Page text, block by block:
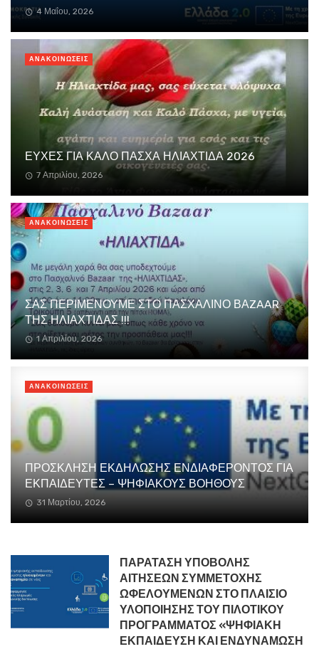
4 Μαΐου, 2026
ΕΥΧΕΣ ΓΙΑ ΚΑΛΟ ΠΑΣΧΑ ΗΛΙΑΧΤΙΔΑ 2026
7 Απριλίου, 2026
ΑΝΑΚΟΙΝΏΣΕΙΣ
ΣΑΣ ΠΕΡΙΜΕΝΟΥΜΕ ΣΤΟ ΠΑΣΧΑΛΙΝΟ ΒΑZAAR
ΤΗΣ ΗΛΙΑΧΤΙΔΑΣ !!!
1 Απριλίου, 2026
ΑΝΑΚΟΙΝΏΣΕΙΣ
ΠΡΟΣΚΛΗΣΗ ΕΚΔΗΛΩΣΗΣ ΕΝΔΙΑΦΕΡΟΝΤΟΣ ΓΙΑ
ΕΚΠΑΙΔΕΥΤΕΣ – ΨΗΦΙΑΚΟΥΣ ΒΟΗΘΟΥΣ
31 Μαρτίου, 2026
ΑΝΑΚΟΙΝΏΣΕΙΣ
ΠΑΡΑΤΑΣΗ ΥΠΟΒΟΛΗΣ
ΑΙΤΗΣΕΩΝ ΣΥΜΜΕΤΟΧΗΣ
ΩΦΕΛΟΥΜΕΝΩΝ ΣΤΟ ΠΛΑΙΣΙΟ
ΥΛΟΠΟΙΗΣΗΣ ΤΟΥ ΠΙΛΟΤΙΚΟΥ
ΠΡΟΓΡΑΜΜΑΤΟΣ «ΨΗΦΙΑΚΗ
ΕΚΠΑΙΔΕΥΣΗ ΚΑΙ ΕΝΔΥΝΑΜΩΣΗ